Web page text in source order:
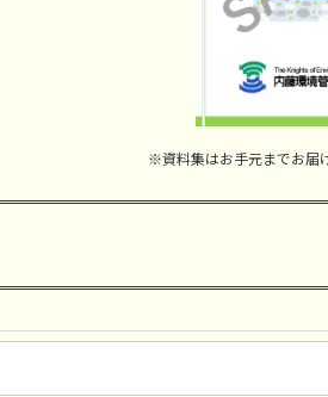
※資料集はお手元までお届